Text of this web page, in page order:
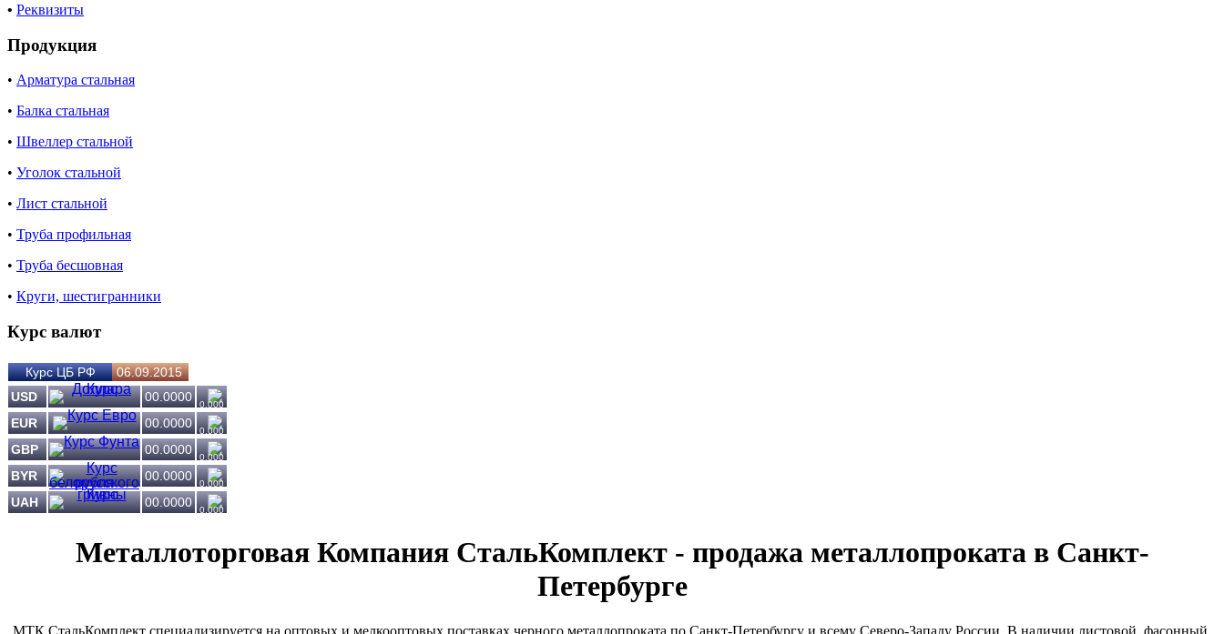
• Реквизиты
Продукция
• Арматура стальная
• Балка стальная
• Швеллер стальной
• Уголок стальной
• Лист стальной
• Труба профильная
• Труба бесшовная
• Круги, шестигранники
Курс валют
Курс ЦБ РФ
06.09.2015
USD
00.0000
0.000
EUR 00.0000
0.000
GBP 00.0000
0.000
BYR 00.0000
0.000
UAH 00.0000
0.000
Металлоторговая Компания СтальКомплект - продажа металлопроката в Санкт-
Петербурге
МТК СтальКомплект специализируется на оптовых и мелкооптовых поставках черного металлопроката по Санкт-Петербургу и всему Северо-Западу России. В наличии листовой, фасонный,